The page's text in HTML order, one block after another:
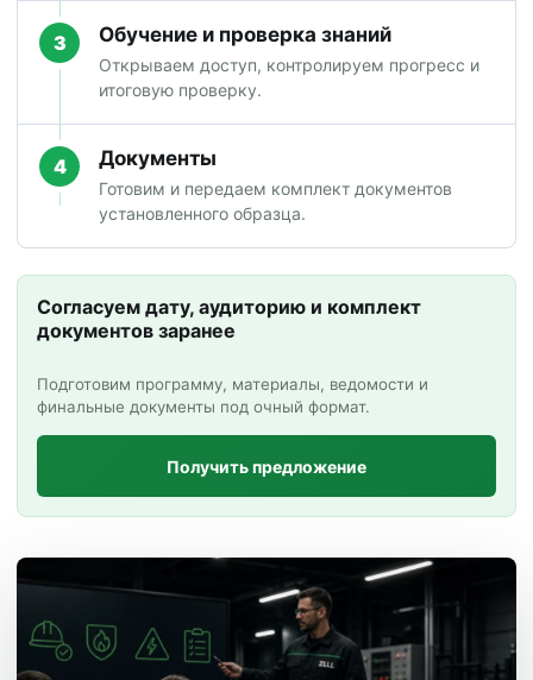
3 Обучение и проверка знаний
Открываем доступ, контролируем прогресс и
итоговую проверку.
4 Документы
Готовим и передаем комплект документов
установленного образца.
Согласуем дату, аудиторию и комплект
документов заранее
Подготовим программу, материалы, ведомости и
финальные документы под очный формат.
Получить предложение